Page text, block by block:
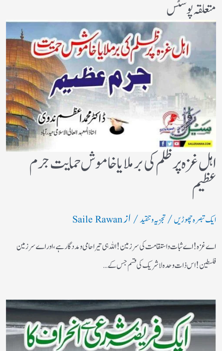
متعلقہ پوسٹس
اہل غزہ پر ظلم کی برملا یا خاموش حمایت جرم
عظیم
ایک تبصرہ چھوڑیں/تجزیہ و تنقید/ ازSaile Rawan
اے غزہ! اے ثبات واستقامت کی سرزمین! اللہ ہی تیرا حامی ومددگار ہے، اور اے سرزمین
فلسطین! اس ذات وحدہ لاشریک کی قسم جس کے…